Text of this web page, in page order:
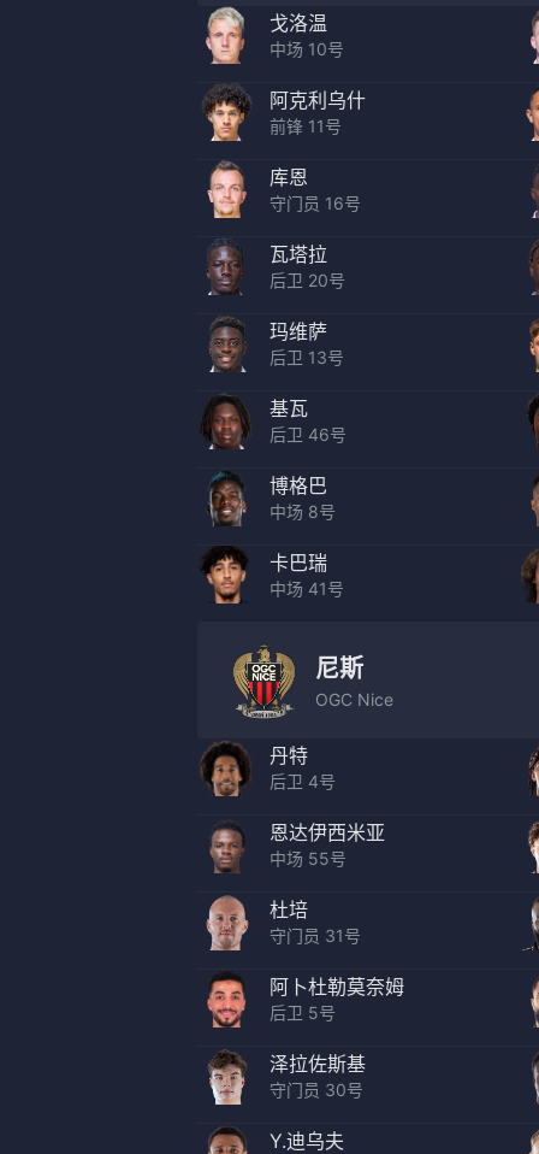
戈洛温
中场 10号
阿克利乌什
前锋 11号
库恩
守门员 16号
瓦塔拉
后卫 20号
玛维萨
后卫 13号
基瓦
后卫 46号
博格巴
中场 8号
卡巴瑞
中场 41号
尼斯
OGC Nice
丹特
后卫 4号
恩达伊西米亚
中场 55号
杜培
守门员 31号
阿卜杜勒莫奈姆
后卫 5号
泽拉佐斯基
守门员 30号
Y.迪乌夫